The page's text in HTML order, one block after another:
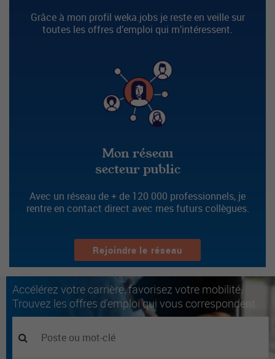
Grâce à mon profil weka.jobs je reste en veille sur
toutes les offres d’emploi qui m’intéressent.
Mon réseau
secteur public
Avec un réseau de + de 120 000 professionnels, je
rentre en contact direct avec mes futurs collègues.
Rejoindre le réseau
Accélérez votre carrière, favorisez votre mobilité.
Trouvez les offres d'emploi qui vous correspondent.